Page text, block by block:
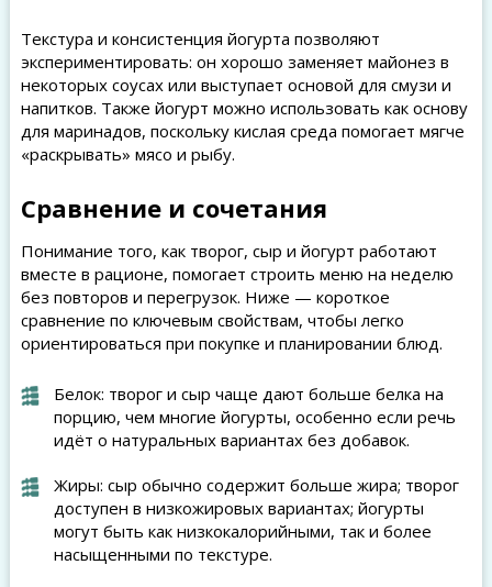
Текстура и консистенция йогурта позволяют
экспериментировать: он хорошо заменяет майонез в
некоторых соусах или выступает основой для смузи и
напитков. Также йогурт можно использовать как основу
для маринадов, поскольку кислая среда помогает мягче
«раскрывать» мясо и рыбу.
Сравнение и сочетания
Понимание того, как творог, сыр и йогурт работают
вместе в рационе, помогает строить меню на неделю
без повторов и перегрузок. Ниже — короткое
сравнение по ключевым свойствам, чтобы легко
ориентироваться при покупке и планировании блюд.
Белок: творог и сыр чаще дают больше белка на
порцию, чем многие йогурты, особенно если речь
идёт о натуральных вариантах без добавок.
Жиры: сыр обычно содержит больше жира; творог
доступен в низкожировых вариантах; йогурты
могут быть как низкокалорийными, так и более
насыщенными по текстуре.